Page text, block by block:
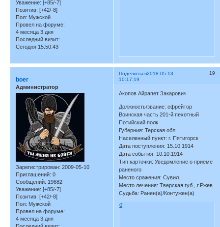
Уважение: [+85/-7]
Позитив: [+42/-8]
Пол: Мужской
Провел на форуме:
4 месяца 3 дня
Последний визит:
Сегодня 15:50:43
Поделиться 19
2018-05-13
10:17:19
boer
Администратор
Зарегистрирован: 2009-05-10
Приглашений: 0
Сообщений: 19682
Уважение: [+85/-7]
Позитив: [+42/-8]
Пол: Мужской
Провел на форуме:
4 месяца 3 дня
Акопов Айрапет Закарович
Должность/звание: ефрейтор
Воинская часть 201-й пехотный
Потийский полк
Губерния: Терская обл.
Населенный пункт: г. Пятигорск
Дата поступления: 15.10.1914
Дата события: 10.10.1914
Тип карточки: Уведомление о приеме
раненого
Место сражения: Сувил.
Место лечения: Тверская губ., г.Ржев
Судьба: Ранен(а)/Контужен(а)
0